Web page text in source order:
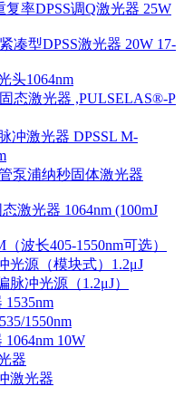
复率DPSS调Q激光器 25W
凑型DPSS激光器 20W 17-
头1064nm
态激光器 ,PULSELAS®-P
冲激光器 DPSSL M-
泵浦纳秒固体激光器
激光器 1064nm (100mJ
波长405-1550nm可选）
光源（模块式）1.2μJ
脉冲光源（1.2μJ）
1550nm
10W
器
激光器